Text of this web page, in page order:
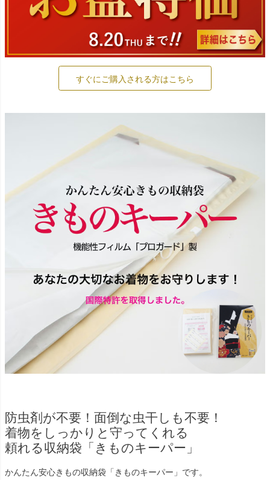
すぐにご購入される方はこちら
防虫剤が不要！面倒な虫干しも不要！
着物をしっかりと守ってくれる
頼れる収納袋「きものキーパー」
かんたん安心きもの収納袋「きものキーパー」です。